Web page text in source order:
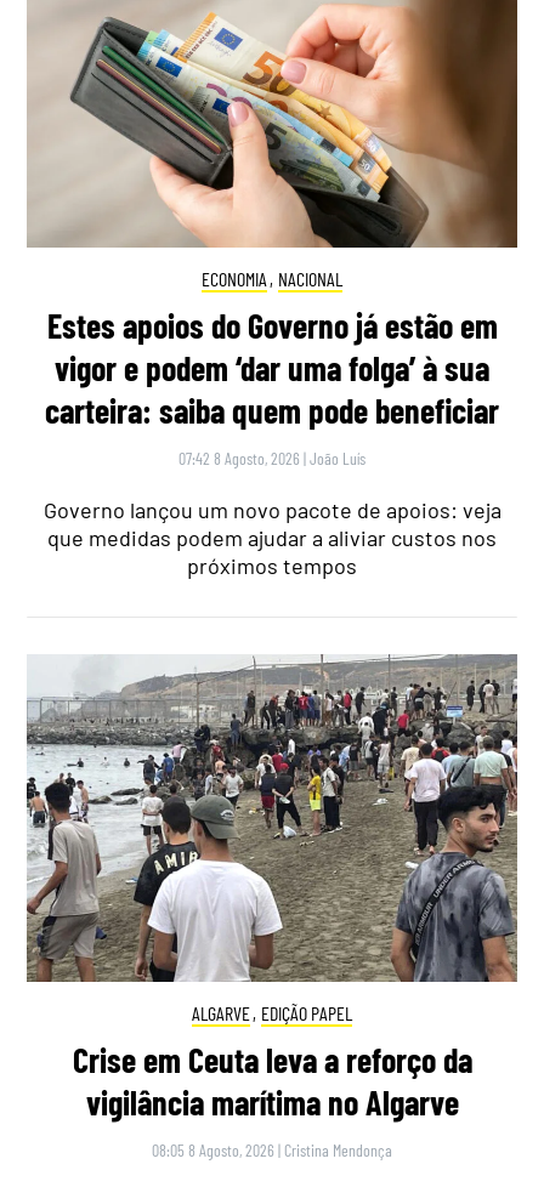
ECONOMIA , NACIONAL
Estes apoios do Governo já estão em
vigor e podem ‘dar uma folga’ à sua
carteira: saiba quem pode beneficiar
07:42 8 Agosto, 2026 |João Luís
Governo lançou um novo pacote de apoios: veja
que medidas podem ajudar a aliviar custos nos
próximos tempos
ALGARVE, EDIÇÃO PAPEL
Crise em Ceuta leva a reforço da
vigilância marítima no Algarve
08:05 8 Agosto, 2026 | Cristina Mendonça